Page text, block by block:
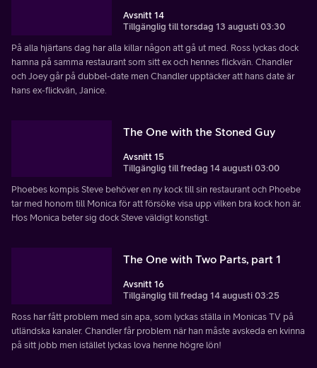
Avsnitt 14
Tillgänglig till torsdag 13 augusti 03:30
På alla hjärtans dag har alla killar någon att gå ut med. Ross lyckas dock
hamna på samma restaurant som sitt ex och hennes flickvän. Chandler
och Joey går på dubbel-date men Chandler upptäcker att hans date är
hans ex-flickvän, Janice.
The One with the Stoned Guy
Avsnitt 15
Tillgänglig till fredag 14 augusti 03:00
Phoebes kompis Steve behöver en ny kock till sin restaurant och Phoebe
tar med honom till Monica för att försöke visa upp vilken bra kock hon är.
Hos Monica beter sig dock Steve väldigt konstigt.
The One with Two Parts, part 1
Avsnitt 16
Tillgänglig till fredag 14 augusti 03:25
Ross har fått problem med sin apa, som lyckas ställa in Monicas TV på
utländska kanaler. Chandler får problem när han måste avskeda en kvinna
på sitt jobb men istället lyckas lova henne högre lön!